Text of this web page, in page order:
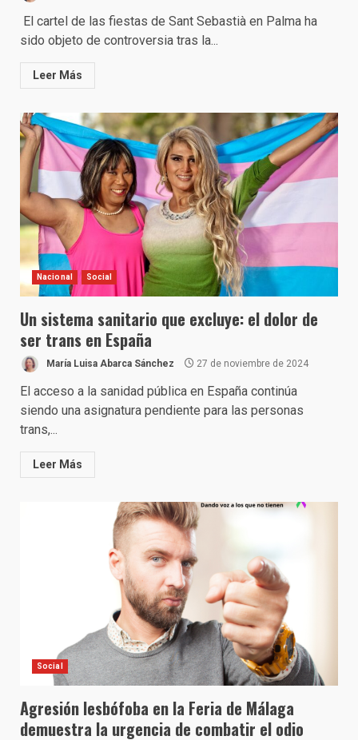
El cartel de las fiestas de Sant Sebastià en Palma ha
sido objeto de controversia tras la...
Leer Más
Nacional Social
Un sistema sanitario que excluye: el dolor de
ser trans en España
María Luisa Abarca Sánchez 27 de noviembre de 2024
El acceso a la sanidad pública en España continúa
siendo una asignatura pendiente para las personas
trans,...
Leer Más
Social
Agresión lesbófoba en la Feria de Málaga
demuestra la urgencia de combatir el odio